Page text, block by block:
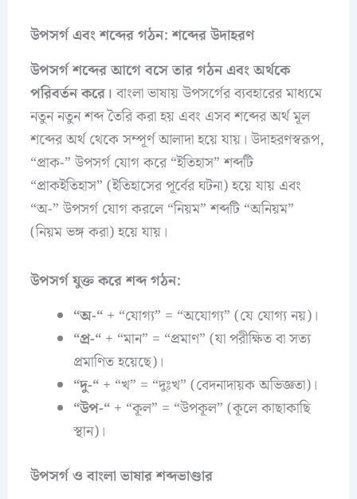
উপসর্গ এবং শব্দের গঠন: শব্দের উদাহরণ
উপসর্গ শব্দের আগে বসে তার গঠন এবং অর্থকে
পরিবর্তন করে। বাংলা ভাষায় উপসর্গের ব্যবহারের মাধ্যমে
নতুন নতুন শব্দ তৈরি করা হয় এবং এসব শব্দের অর্থ মূল
শব্দের অর্থ থেকে সম্পূর্ণ আলাদা হয়ে যায়। উদাহরণস্বরূপ,
“প্রাক-” উপসর্গ যোগ করে “ইতিহাস” শব্দটি
“প্রাকইতিহাস” (ইতিহাসের পূর্বের ঘটনা) হয়ে যায় এবং
“অ-” উপসর্গ যোগ করলে “নিয়ম” শব্দটি “অনিয়ম”
(নিয়ম ভঙ্গ করা) হয়ে যায়।
উপসর্গ যুক্ত করে শব্দ গঠন:
“অ-“+ “যোগ্য” = “অযোগ্য” (যে যোগ্য নয়)।
“প্র-“+ “মান” = “প্রমাণ” (যা পরীক্ষিত বা সত্য
প্রমাণিত হয়েছে)।
“দু-“+ “খ” = “দুঃখ” (বেদনাদায়ক অভিজ্ঞতা)।
“উপ-“+ “কূল” = “উপকূল” (কূলে কাছাকাছি
স্থান)।
উপসর্গ ও বাংলা ভাষার শব্দভাণ্ডার